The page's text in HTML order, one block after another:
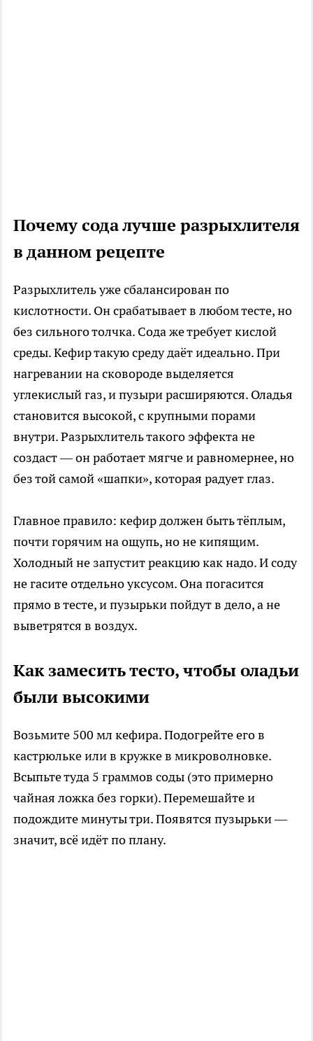
Почему сода лучше разрыхлителя
в данном рецепте
Разрыхлитель уже сбалансирован по
кислотности. Он срабатывает в любом тесте, но
без сильного толчка. Сода же требует кислой
среды. Кефир такую среду даёт идеально. При
нагревании на сковороде выделяется
углекислый газ, и пузыри расширяются. Оладья
становится высокой, с крупными порами
внутри. Разрыхлитель такого эффекта не
создаст — он работает мягче и равномернее, но
без той самой «шапки», которая радует глаз.
Главное правило: кефир должен быть тёплым,
почти горячим на ощупь, но не кипящим.
Холодный не запустит реакцию как надо. И соду
не гасите отдельно уксусом. Она погасится
прямо в тесте, и пузырьки пойдут в дело, а не
выветрятся в воздух.
Как замесить тесто, чтобы оладьи
были высокими
Возьмите 500 мл кефира. Подогрейте его в
кастрюльке или в кружке в микроволновке.
Всыпьте туда 5 граммов соды (это примерно
чайная ложка без горки). Перемешайте и
подождите минуты три. Появятся пузырьки —
значит, всё идёт по плану.